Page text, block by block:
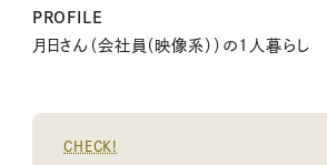
PROFILE
月日さん（会社員（映像系））の1人暮らし
CHECK!